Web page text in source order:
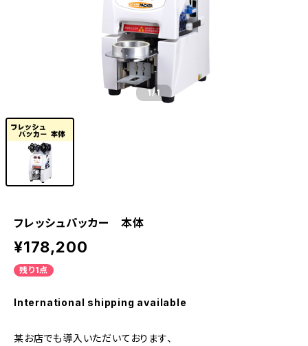
1/1
フレッシュパッカー 本体
¥178,200
残り1点
International shipping available
某お店でも導入いただいております、